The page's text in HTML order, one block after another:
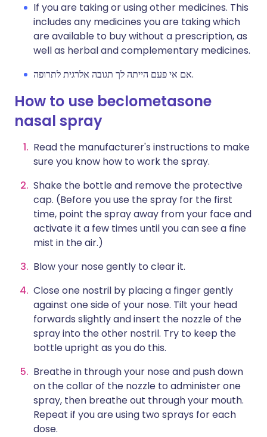
If you are taking or using other medicines. This
includes any medicines you are taking which
are available to buy without a prescription, as
well as herbal and complementary medicines.
אם אי פעם הייתה לך תגובה אלרגית לתרופה.
How to use beclometasone
nasal spray
Read the manufacturer's instructions to make
sure you know how to work the spray.
Shake the bottle and remove the protective
cap. (Before you use the spray for the first
time, point the spray away from your face and
activate it a few times until you can see a fine
mist in the air.)
Blow your nose gently to clear it.
Close one nostril by placing a finger gently
against one side of your nose. Tilt your head
forwards slightly and insert the nozzle of the
spray into the other nostril. Try to keep the
bottle upright as you do this.
Breathe in through your nose and push down
on the collar of the nozzle to administer one
spray, then breathe out through your mouth.
Repeat if you are using two sprays for each
dose.